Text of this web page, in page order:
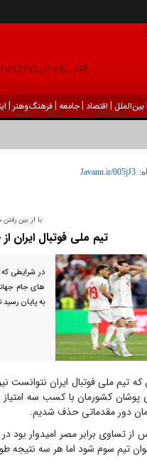
|بين‌الملل | اقتصاد |جامعه |فرهنگ‌و‌هنر |
با از بین
تیم ملی فوتبال
در شرایطی
های جام
به پایان
تیم ملی فوتبال ایران نتوانست
دور مقدماتی حذف شدیم.
تیم سوم شود اما هر سه نتیجه